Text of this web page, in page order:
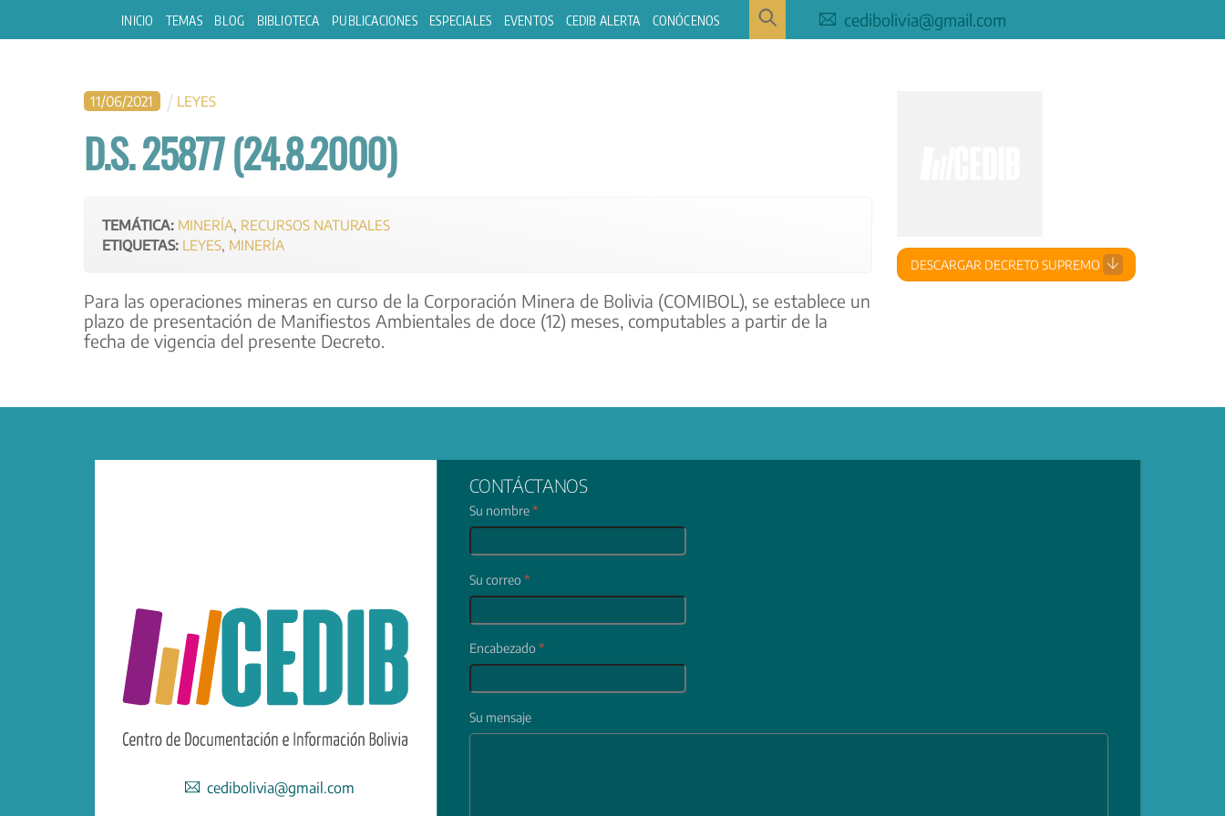
INICIO TEMAS BLOG BIBLIOTECA PUBLICACIONES ESPECIALES EVENTOS CEDIB ALERTA CONÓCENOS cedibolivia@gmail.com
11/06/2021 LEYES
D.S. 25877 (24.8.2000)
TEMÁTICA: MINERÍA RECURSOS NATURALES
ETIQUETAS: LEYES, MINERÍA
Para las operaciones mineras en curso de la Corporación Minera de Bolivia (COMIBOL), se establece un
plazo de presentación de Manifiestos Ambientales de doce (12) meses, computables a partir de la
fecha de vigencia del presente Decreto.
DESCARGAR DECRETO SUPREMO
cedibolivia@gmail.com
CONTÁCTANOS
Su nombre*
Su correo *
Encabezado *
Su mensaje